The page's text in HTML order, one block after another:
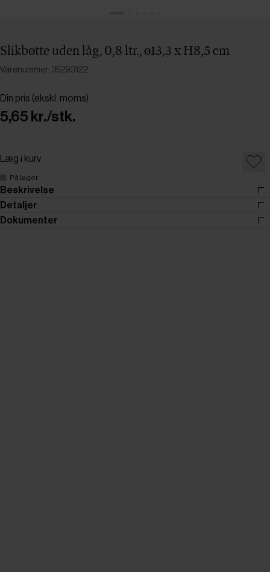
Slikbøtte uden låg, 0,8 ltr., ø13,3 x H8,5 cm
Varenummer: 35293122
Din pris (ekskl. moms)
5,65 kr./stk.
Læg i kurv
På lager
Beskrivelse
Detaljer
Dokumenter